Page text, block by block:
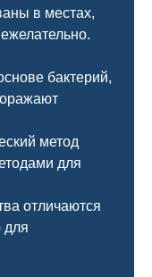
в местах,
бактерий,
метод
для
отличаются
для